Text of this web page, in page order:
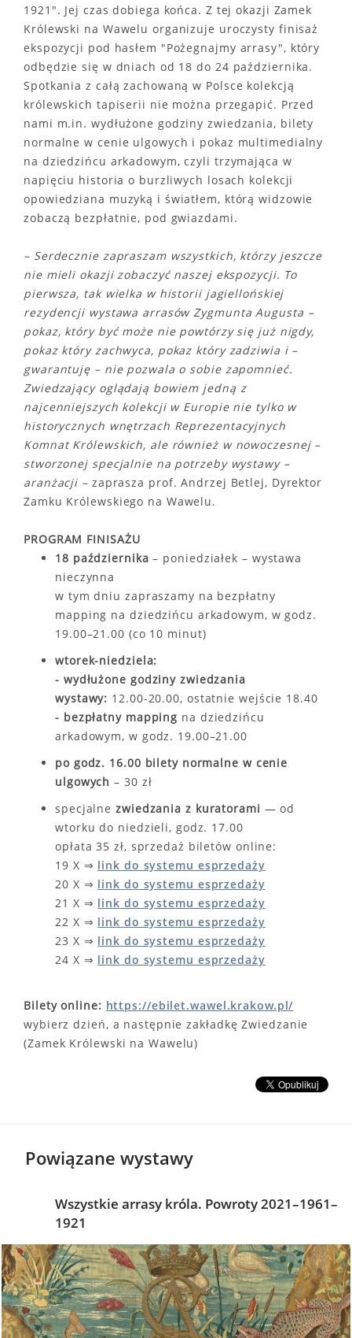
1921". Jej czas dobiega końca. Z tej okazji Zamek
Królewski na Wawelu organizuje uroczysty finisaż
ekspozycji pod hasłem "Pożegnajmy arrasy", który
odbędzie się w dniach od 18 do 24 października.
Spotkania z całą zachowaną w Polsce kolekcją
królewskich tapiserii nie można przegapić. Przed
nami m.in. wydłużone godziny zwiedzania, bilety
normalne w cenie ulgowych i pokaz multimedialny
na dziedzińcu arkadowym, czyli trzymająca w
napięciu historia o burzliwych losach kolekcji
opowiedziana muzyką i światłem, którą widzowie
zobaczą bezpłatnie, pod gwiazdami.
– Serdecznie zapraszam wszystkich, którzy jeszcze
nie mieli okazji zobaczyć naszej ekspozycji. To
pierwsza, tak wielka w historii jagiellońskiej
rezydencji wystawa arrasów Zygmunta Augusta –
pokaz, który być może nie powtórzy się już nigdy,
pokaz który zachwyca, pokaz który zadziwia i –
gwarantuję – nie pozwala o sobie zapomnieć.
Zwiedzający oglądają bowiem jedną z
najcenniejszych kolekcji w Europie nie tylko w
historycznych wnętrzach Reprezentacyjnych
Komnat Królewskich, ale również w nowoczesnej –
stworzonej specjalnie na potrzeby wystawy –
aranżacji –zaprasza prof. Andrzej Betlej, Dyrektor
Zamku Królewskiego na Wawelu.
PROGRAM FINISAŻU
18 października – poniedziałek – wystawa
nieczynna
w tym dniu zapraszamy na bezpłatny
mapping na dziedzińcu arkadowym, w godz.
19.00–21.00 (co 10 minut)
wtorek-niedziela:
- wydłużone godziny zwiedzania
wystawy: 12.00-20.00, ostatnie wejście 18.40
- bezpłatny mapping na dziedzińcu
arkadowym, w godz. 19.00–21.00
po godz. 16.00 bilety normalne w cenie
ulgowych – 30 zł
specjalne zwiedzania z kuratorami — od
wtorku do niedzieli, godz. 17.00
opłata 35 zł, sprzedaż biletów online:
19 X ⇒ link do systemu esprzedaży
20 X ⇒ link do systemu esprzedaży
21 X ⇒ link do systemu esprzedaży
22 X ⇒ link do systemu esprzedaży
23 X ⇒ link do systemu esprzedaży
24 X ⇒ link do systemu esprzedaży
Bilety online: https://ebilet.wawel.krakow.pl/
wybierz dzień, a następnie zakładkę Zwiedzanie
(Zamek Królewski na Wawelu)
Powiązane wystawy
Wszystkie arrasy króla. Powroty 2021–1961–
1921